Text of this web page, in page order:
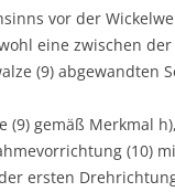
vor der
eine zwischen
(9) abgewandten
(9) gemäß Merkmal
(10)
ersten